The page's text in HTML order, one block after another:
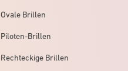
Ovale Brillen
Piloten-Brillen
Rechteckige Brillen